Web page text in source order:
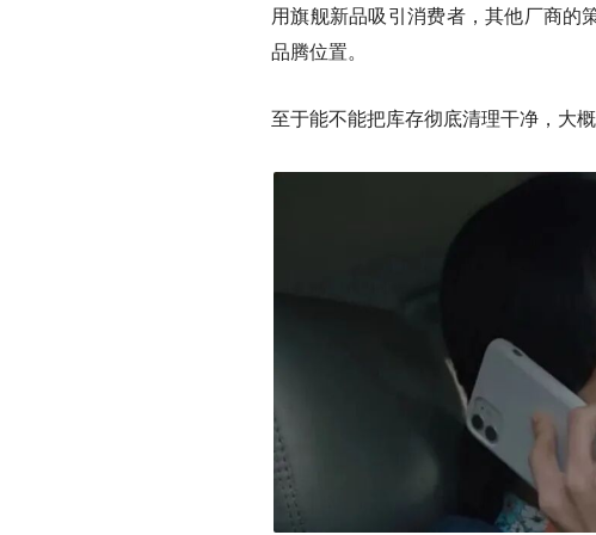
用旗舰新品吸引消费者，其他厂商的
品腾位置。
至于能不能把库存彻底清理干净，大概